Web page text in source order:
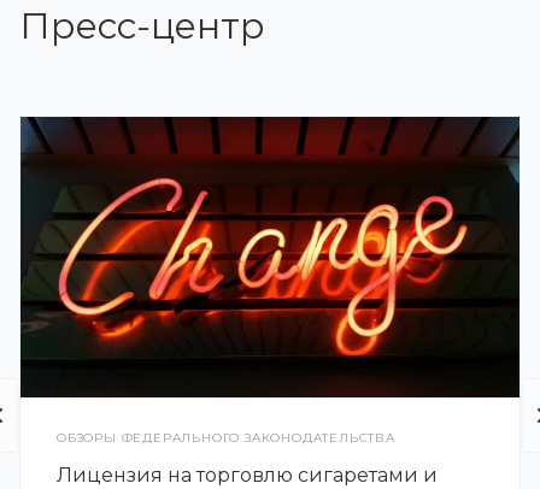
Пресс-центр
ОБЗОРЫ ФЕДЕРАЛЬНОГО ЗАКОНОДАТЕЛЬСТВА
Лицензия на торговлю сигаретами и